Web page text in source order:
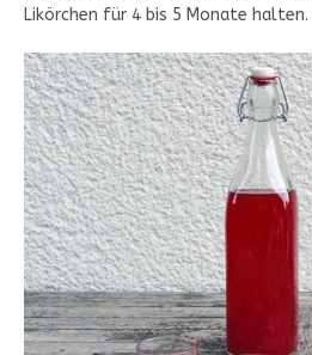
Likörchen für 4 bis 5 Monate halten.